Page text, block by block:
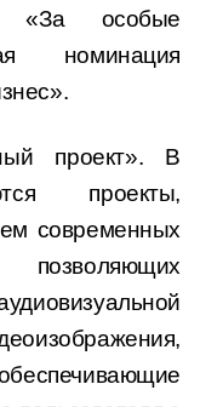
«За особые
номинация
проект». В
проекты,
современных